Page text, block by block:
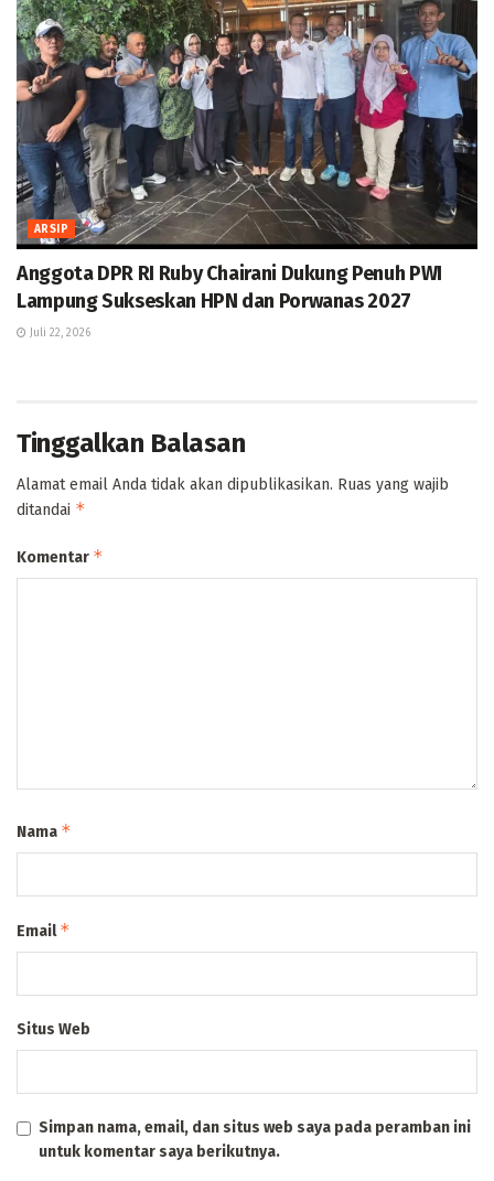
ARSIP
Anggota DPR RI Ruby Chairani Dukung Penuh PWI
Lampung Sukseskan HPN dan Porwanas 2027
Juli 22, 2026
Tinggalkan Balasan
Alamat email Anda tidak akan dipublikasikan. Ruas yang wajib
ditandai *
Komentar *
Nama *
Email*
Situs Web
Simpan nama, email, dan situs web saya pada peramban ini
untuk komentar saya berikutnya.